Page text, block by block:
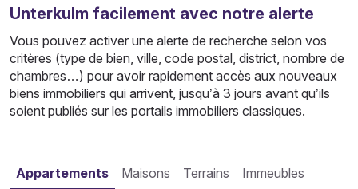
Unterkulm facilement avec notre alerte
Vous pouvez activer une alerte de recherche selon vos
critères (type de bien, ville, code postal, district, nombre de
chambres…) pour avoir rapidement accès aux nouveaux
biens immobiliers qui arrivent, jusqu’à 3 jours avant qu’ils
soient publiés sur les portails immobiliers classiques.
Appartements Maisons Terrains Immeubles